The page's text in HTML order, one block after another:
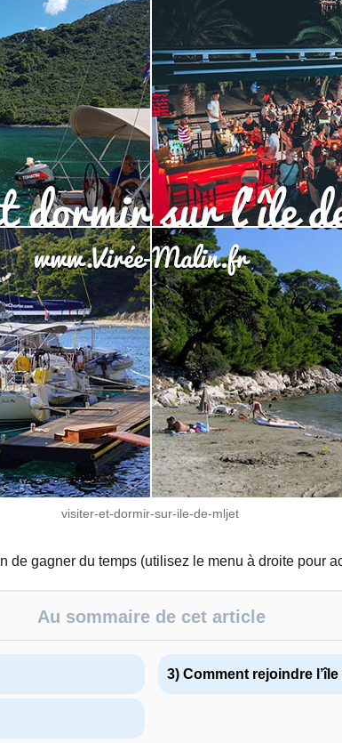
visiter-et-dormir-sur-ile-de-mljet
de gagner du temps (utilisez le menu à droite pour
Au sommaire de cet article
3) Comment rejoindre l’île